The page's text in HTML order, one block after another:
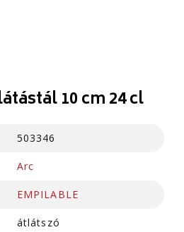
10 cm 24 cl
503346
Arc
EMPILABLE
átlátszó